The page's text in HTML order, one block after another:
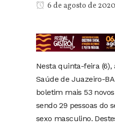
6 de agosto de 2020
Nesta quinta-feira (6),
Saúde de Juazeiro-
boletim mais 53
sendo 29 pessoas do
sexo masculino.